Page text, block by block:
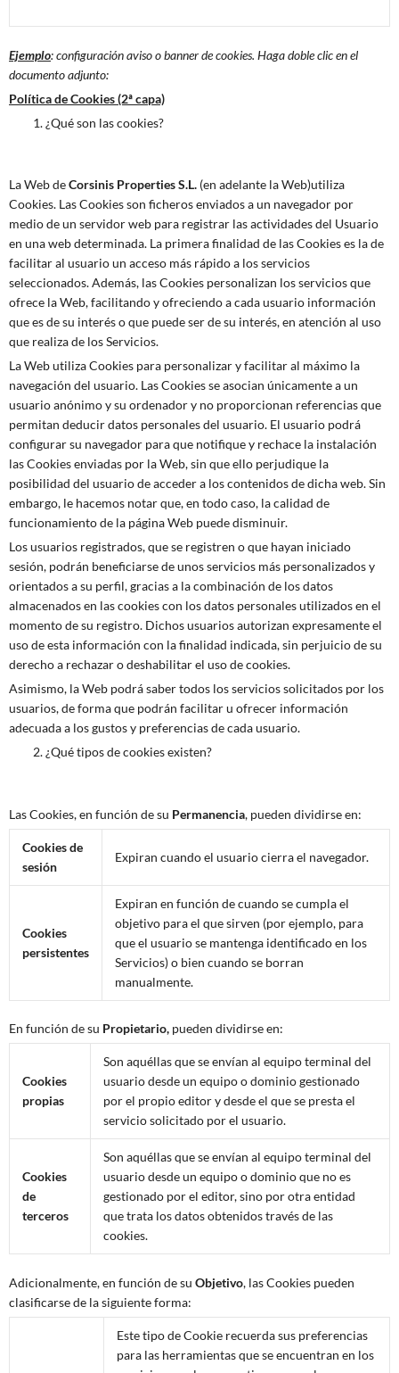
Ejemplo: configuración aviso o banner de cookies. Haga doble clic en el
documento adjunto:
Política de Cookies (2ª capa)
¿Qué son las cookies?
La Web deCorsinis Properties S.L. (en adelante la Web)utiliza
Cookies. Las Cookies son ficheros enviados a un navegador por
medio de un servidor web para registrar las actividades del Usuario
en una web determinada. La primera finalidad de las Cookies es la de
facilitar al usuario un acceso más rápido a los servicios
seleccionados. Además, las Cookies personalizan los servicios que
ofrece la Web, facilitando y ofreciendo a cada usuario información
que es de su interés o que puede ser de su interés, en atención al uso
que realiza de los Servicios.
La Web utiliza Cookies para personalizar y facilitar al máximo la
navegación del usuario. Las Cookies se asocian únicamente a un
usuario anónimo y su ordenador y no proporcionan referencias que
permitan deducir datos personales del usuario. El usuario podrá
configurar su navegador para que notifique y rechace la instalación
las Cookies enviadas por la Web, sin que ello perjudique la
posibilidad del usuario de acceder a los contenidos de dicha web. Sin
embargo, le hacemos notar que, en todo caso, la calidad de
funcionamiento de la página Web puede disminuir.
Los usuarios registrados, que se registren o que hayan iniciado
sesión, podrán beneficiarse de unos servicios más personalizados y
orientados a su perfil, gracias a la combinación de los datos
almacenados en las cookies con los datos personales utilizados en el
momento de su registro. Dichos usuarios autorizan expresamente el
uso de esta información con la finalidad indicada, sin perjuicio de su
derecho a rechazar o deshabilitar el uso de cookies.
Asimismo, la Web podrá saber todos los servicios solicitados por los
usuarios, de forma que podrán facilitar u ofrecer información
adecuada a los gustos y preferencias de cada usuario.
¿Qué tipos de cookies existen?
Las Cookies, en función de su Permanencia, pueden dividirse en:
Cookies de
sesión
Expiran cuando el usuario cierra el navegador.
Cookies
persistentes
Expiran en función de cuando se cumpla el
objetivo para el que sirven (por ejemplo, para
que el usuario se mantenga identificado en los
Servicios) o bien cuando se borran
manualmente.
En función de su Propietario, pueden dividirse en:
Cookies
propias
Son aquéllas que se envían al equipo terminal del
usuario desde un equipo o dominio gestionado
por el propio editor y desde el que se presta el
servicio solicitado por el usuario.
Cookies
de
terceros
Son aquéllas que se envían al equipo terminal del
usuario desde un equipo o dominio que no es
gestionado por el editor, sino por otra entidad
que trata los datos obtenidos través de las
cookies.
Adicionalmente, en función de su Objetivo, las Cookies pueden
clasificarse de la siguiente forma:
Este tipo de Cookie recuerda sus preferencias
para las herramientas que se encuentran en los